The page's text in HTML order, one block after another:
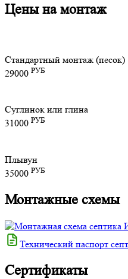
Цены на монтаж
Стандартный монтаж (песок)
29000 РУБ
Суглинок или глина
31000 РУБ
Плывун
35000 РУБ
Монтажные схемы
Технический паспорт
Сертификаты